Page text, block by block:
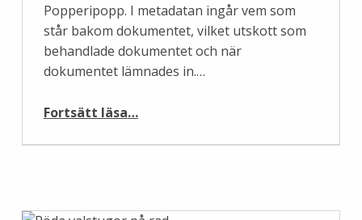
Popperipopp. I metadatan ingår vem som
står bakom dokumentet, vilket utskott som
behandlade dokumentet och när
dokumentet lämnades in.…
Fortsätt läsa…